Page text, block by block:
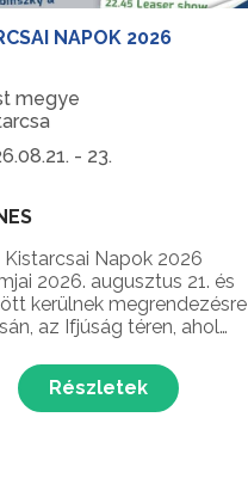
NAPOK 2026
megye
- 23.
Kistarcsai Napok 2026
2026. augusztus 21. és
kerülnek megrendezésre
az Ifjúság téren, ahol
pörgős DJ-szettek,
bemutatók és egy
lézershow várja a
Részletek